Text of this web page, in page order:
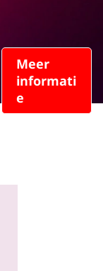
Meer
informati
e